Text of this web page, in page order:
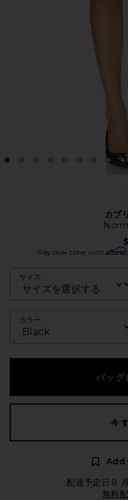
カプ
Pay over time with Affirm
サイズ
カラー
バッグ
今
Add
配達予定日:8
無料